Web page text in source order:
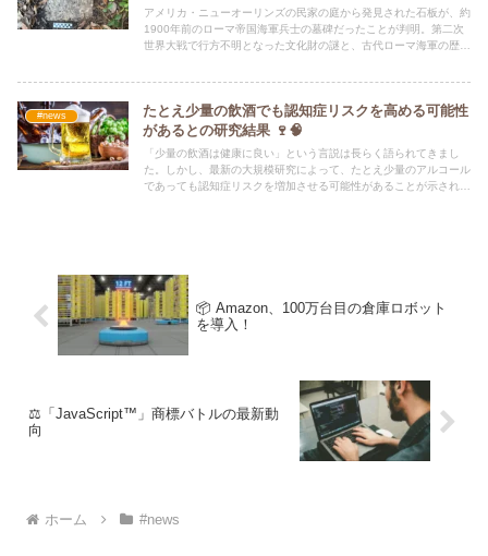
アメリカ・ニューオーリンズの民家の庭から発見された石板が、約
1900年前のローマ帝国海軍兵士の墓碑だったことが判明。第二次
世界大戦で行方不明となった文化財の謎と、古代ローマ海軍の歴史
#news
たとえ少量の飲酒でも認知症リスクを高める可能性
があるとの研究結果 🍷🧠
「少量の飲酒は健康に良い」という言説は長らく語られてきまし
た。しかし、最新の大規模研究によって、たとえ少量のアルコール
であっても認知症リスクを増加させる可能性があることが示されま
📦 Amazon、100万台目の倉庫ロボット
を導入！
⚖️「JavaScript™」商標バトルの最新動
向
ホーム #news